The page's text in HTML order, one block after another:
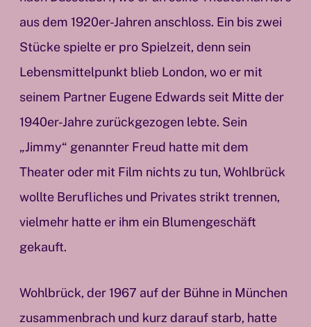
aus dem 1920er-Jahren anschloss. Ein bis zwei
Stücke spielte er pro Spielzeit, denn sein
Lebensmittelpunkt blieb London, wo er mit
seinem Partner Eugene Edwards seit Mitte der
1940er-Jahre zurückgezogen lebte. Sein
„Jimmy“ genannter Freud hatte mit dem
Theater oder mit Film nichts zu tun, Wohlbrück
wollte Berufliches und Privates strikt trennen,
vielmehr hatte er ihm ein Blumengeschäft
gekauft.
Wohlbrück, der 1967 auf der Bühne in München
zusammenbrach und kurz darauf starb, hatte